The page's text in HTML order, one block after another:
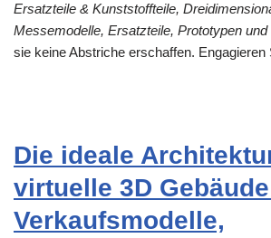
Ersatzteile & Kunststoffteile,
Messemodelle, Ersatzteile, Prototypen und
sie keine Abstriche erschaffen. Engagieren
Die ideale
virtuelle 3D
Verkaufsmodelle,